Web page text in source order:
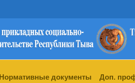
Нормативные документы Доп.